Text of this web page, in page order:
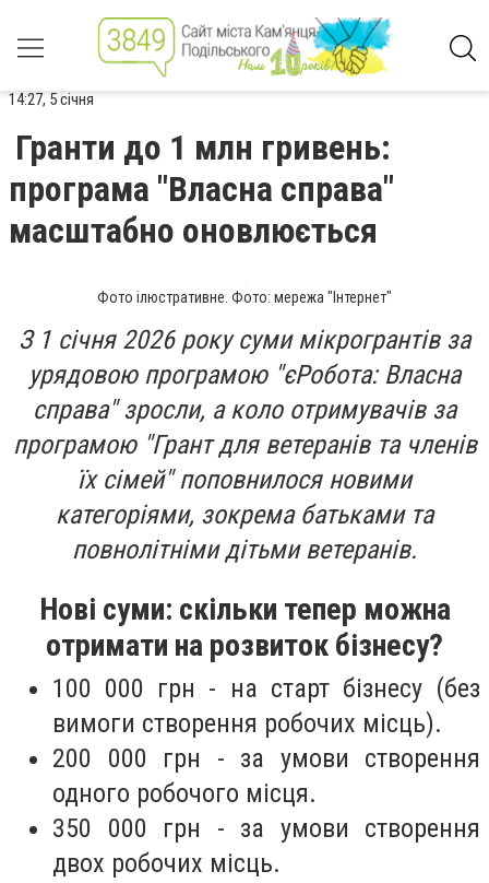
14:27, 5 січня
Гранти до 1 млн гривень:
програма "Власна справа"
масштабно оновлюється
Фото ілюстративне. Фото: мережа "Інтернет"
З 1 січня 2026 року суми мікрогрантів за
урядовою програмою "єРобота: Власна
справа" зросли, а коло отримувачів за
програмою "Грант для ветеранів та членів
їх сімей" поповнилося новими
категоріями, зокрема батьками та
повнолітніми дітьми ветеранів.
Нові суми: скільки тепер можна
отримати на розвиток бізнесу?
100 000 грн - на старт бізнесу (без
вимоги створення робочих місць).
200 000 грн - за умови створення
одного робочого місця.
350 000 грн - за умови створення
двох робочих місць.